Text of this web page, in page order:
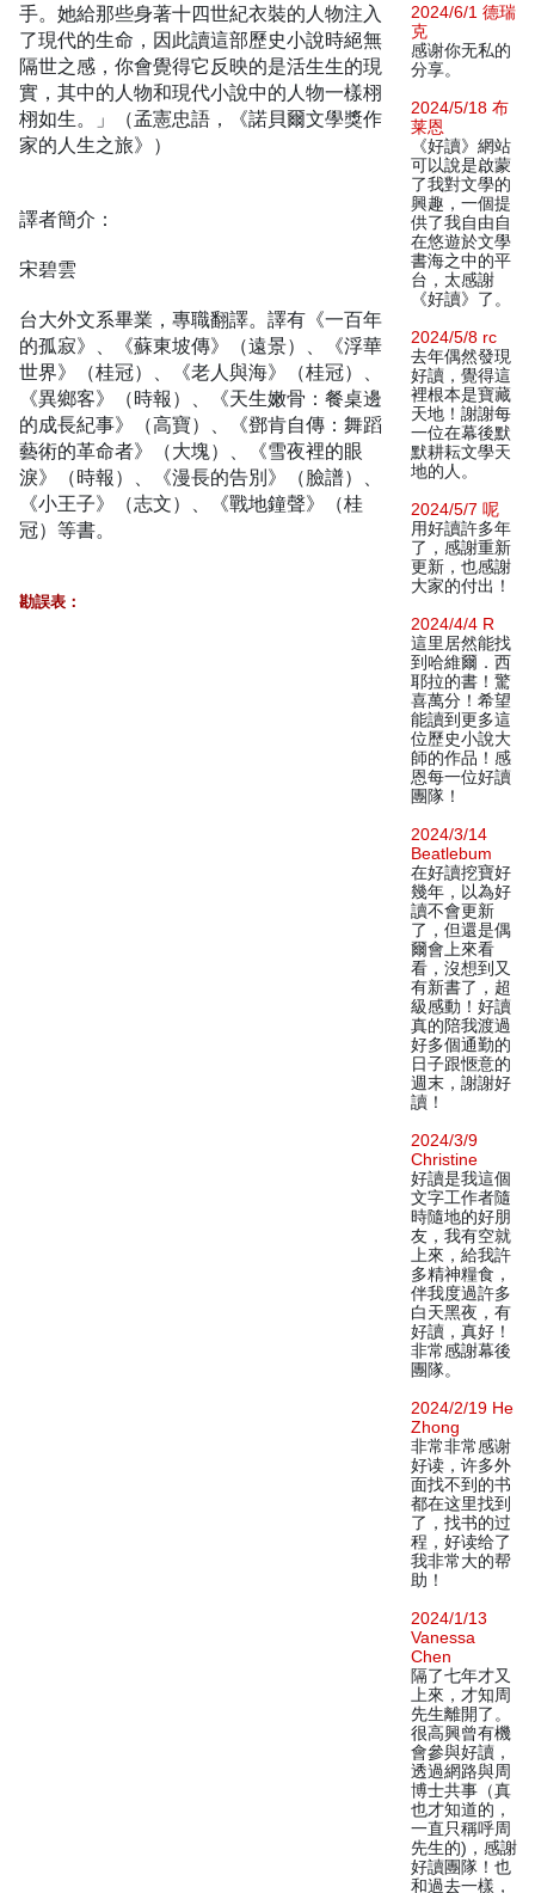
手。她給那些身著十四世紀衣裝的人物注入
了現代的生命，因此讀這部歷史小說時絕無
隔世之感，你會覺得它反映的是活生生的現
實，其中的人物和現代小說中的人物一樣栩
栩如生。」（孟憲忠語，《諾貝爾文學獎作
家的人生之旅》）
譯者簡介：
宋碧雲
台大外文系畢業，專職翻譯。譯有《一百年
的孤寂》、《蘇東坡傳》（遠景）、《浮華
世界》（桂冠）、《老人與海》（桂冠）、
《異鄉客》（時報）、《天生嫩骨：餐桌邊
的成長紀事》（高寶）、《鄧肯自傳：舞蹈
藝術的革命者》（大塊）、《雪夜裡的眼
淚》（時報）、《漫長的告別》（臉譜）、
《小王子》（志文）、《戰地鐘聲》（桂
冠）等書。
勘誤表：
2024/6/1 德瑞
克
感谢你无私的
分享。
2024/5/18 布
莱恩
《好讀》網站
可以說是啟蒙
了我對文學的
興趣，一個提
供了我自由自
在悠遊於文學
書海之中的平
台，太感謝
《好讀》了。
2024/5/8 rc
去年偶然發現
好讀，覺得這
裡根本是寶藏
天地！謝謝每
一位在幕後默
默耕耘文學天
地的人。
2024/5/7 呢
用好讀許多年
了，感謝重新
更新，也感謝
大家的付出！
2024/4/4 R
這里居然能找
到哈維爾．西
耶拉的書！驚
喜萬分！希望
能讀到更多這
位歷史小說大
師的作品！感
恩每一位好讀
團隊！
2024/3/14
Beatlebum
在好讀挖寶好
幾年，以為好
讀不會更新
了，但還是偶
爾會上來看
看，沒想到又
有新書了，超
級感動！好讀
真的陪我渡過
好多個通勤的
日子跟愜意的
週末，謝謝好
讀！
2024/3/9
Christine
好讀是我這個
文字工作者隨
時隨地的好朋
友，我有空就
上來，給我許
多精神糧食，
伴我度過許多
白天黑夜，有
好讀，真好！
非常感謝幕後
團隊。
2024/2/19 He
Zhong
非常非常感谢
好读，许多外
面找不到的书
都在这里找到
了，找书的过
程，好读给了
我非常大的帮
助！
2024/1/13
Vanessa
Chen
隔了七年才又
上來，才知周
先生離開了。
很高興曾有機
會參與好讀，
透過網路與周
博士共事（真
也才知道的，
一直只稱呼周
先生的)，感謝
好讀團隊！也
和過去一樣，